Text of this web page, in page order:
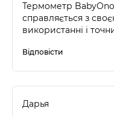
Термометр
справляється з
використанні і
Відповісти
Дарья